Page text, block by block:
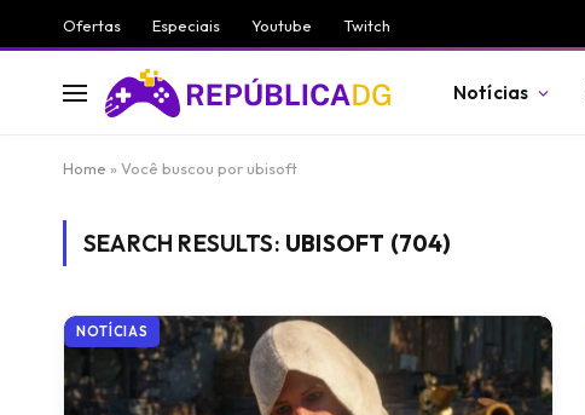
Ofertas Especiais Youtube Twitch
Notícias
Home » Você buscou por ubisoft
SEARCH RESULTS: UBISOFT (704)
NOTÍCIAS